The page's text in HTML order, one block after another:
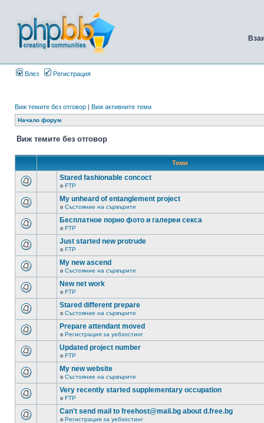
Влез Регистрация
Виж темите без отговор | Виж активните теми
Начало форум
Виж темите без отговор
Теми
Stared fashionable concoct
в FTP
My unheard of entanglement project
в Състояние на сървърите
Бесплатное порно фото и галереи секса
в FTP
Just started new protrude
в FTP
My new ascend
в Състояние на сървърите
New net work
в FTP
Stared different prepare
в Състояние на сървърите
Prepare attendant moved
в Регистрация за уебхостинг
Updated project number
в FTP
My new website
в Състояние на сървърите
Very recently started supplementary occupation
в FTP
Can't send mail to freehost@mail.bg about d.free.bg
в Регистрация за уебхостинг